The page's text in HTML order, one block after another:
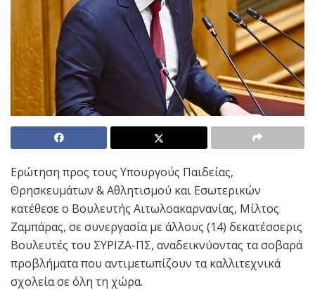
Ερώτηση προς τους Υπουργούς Παιδείας,
Θρησκευμάτων & Αθλητισμού και Εσωτερικών
κατέθεσε ο Βουλευτής Αιτωλοακαρνανίας, Μίλτος
Ζαμπάρας, σε συνεργασία με άλλους (14) δεκατέσσερις
Βουλευτές του ΣΥΡΙΖΑ-ΠΣ, αναδεικνύοντας τα σοβαρά
προβλήματα που αντιμετωπίζουν τα καλλιτεχνικά
σχολεία σε όλη τη χώρα.